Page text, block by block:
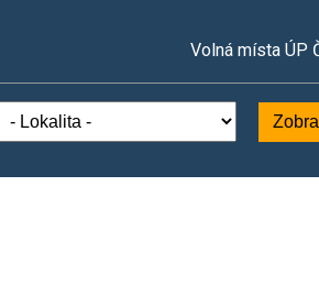
Volná místa ÚP